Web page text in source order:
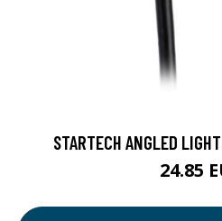
STARTECH ANGLED
24.85